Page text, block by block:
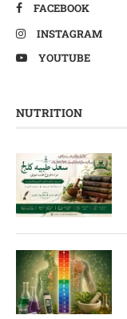
FACEBOOK
INSTAGRAM
YOUTUBE
NUTRITION